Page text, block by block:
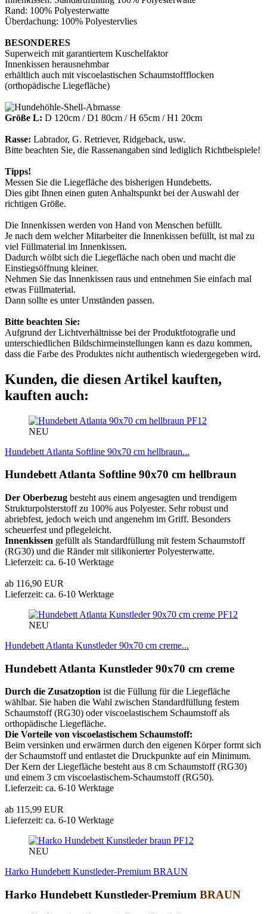
Rand: 100% Polyesterwatte
Überdachung: 100% Polyestervlies
BESONDERES
Superweich mit garantiertem Kuschelfaktor
Innenkissen herausnehmbar
erhältlich auch mit viscoelastischen Schaumstoffflocken
(orthopädische Liegefläche)
Größe L: D 120cm / D1 80cm / H 65cm / H1 20cm
Rasse: Labrador, G. Retriever, Ridgeback, usw.
Bitte beachten Sie, die Rassenangaben sind lediglich Richtbeispiele!
Tipps!
Messen Sie die Liegefläche des bisherigen Hundebetts.
Dies gibt Ihnen einen guten Anhaltspunkt bei der Auswahl der
richtigen Größe.
Die Innenkissen werden von Hand von Menschen befüllt.
Je nach dem welcher Mitarbeiter die Innenkissen befüllt, ist mal zu
viel Füllmaterial im Innenkissen.
Dadurch wölbt sich die Liegefläche nach oben und macht die
Einstiegsöffnung kleiner.
Nehmen Sie das Innenkissen raus und entnehmen Sie einfach mal
etwas Füllmaterial.
Dann sollte es unter Umständen passen.
Bitte beachten Sie:
Aufgrund der Lichtverhältnisse bei der Produktfotografie und
unterschiedlichen Bildschirmeinstellungen kann es dazu kommen,
dass die Farbe des Produktes nicht authentisch wiedergegeben wird.
Kunden, die diesen Artikel kauften,
kauften auch:
PF12
NEU
Hundebett Atlanta Softline 90x70 cm hellbraun...
Hundebett Atlanta Softline 90x70 cm hellbraun
Der Oberbezug besteht aus einem angesagten und trendigem
Strukturpolsterstoff zu 100% aus Polyester. Sehr robust und
abriebfest, jedoch weich und angenehm im Griff. Besonders
scheuerfest und pflegeleicht.
Innenkissen gefüllt als Standardfüllung mit festem Schaumstoff
(RG30) und die Ränder mit silikonierter Polyesterwatte.
Lieferzeit: ca. 6-10 Werktage
ab 116,90 EUR
Lieferzeit: ca. 6-10 Werktage
PF12
NEU
Hundebett Atlanta Kunstleder 90x70 cm creme...
Hundebett Atlanta Kunstleder 90x70 cm creme
Durch die Zusatzoption ist die Füllung für die Liegefläche
wählbar. Sie haben die Wahl zwischen Standardfüllung festem
Schaumstoff (RG30) oder viscoelastischem Schaumstoff als
orthopädische Liegefläche.
Die Vorteile von viscoelastischem Schaumstoff:
Beim versinken und erwärmen durch den eigenen Körper formt sich
der Schaumstoff und entlastet die Druckpunkte auf ein Minimum.
Der Kern der Liegefläche besteht aus 8 cm Schaumstoff (RG30)
und einem 3 cm viscoelastischem-Schaumstoff (RG50).
Lieferzeit: ca. 6-10 Werktage
ab 115,99 EUR
Lieferzeit: ca. 6-10 Werktage
PF12
NEU
Harko Hundebett Kunstleder-Premium BRAUN
Harko Hundebett Kunstleder-Premium BRAUN